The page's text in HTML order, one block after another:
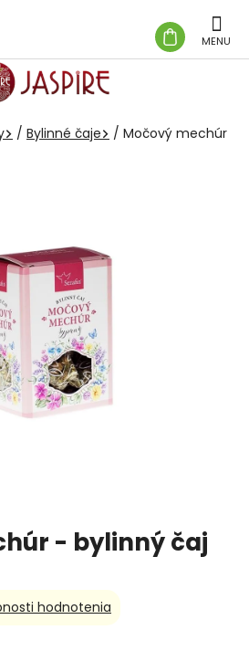
KOŠÍK
/ Bylinné čaje / Močový mechúr
- bylinný čaj
hodnotenia